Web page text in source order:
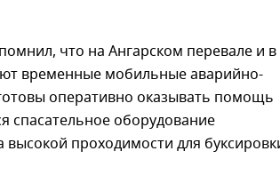
что на Ангарском перевале и в
временные мобильные аварийно-
оперативно оказывать помощь
спасательное оборудование
высокой проходимости для